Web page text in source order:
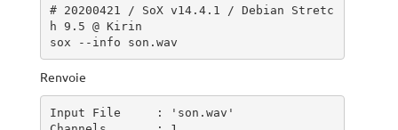
# 20200421 / SoX v14.4.1 / Debian Stretc
h 9.5 @ Kirin
sox --info son.wav
Renvoie
Input File     : 'son.wav'